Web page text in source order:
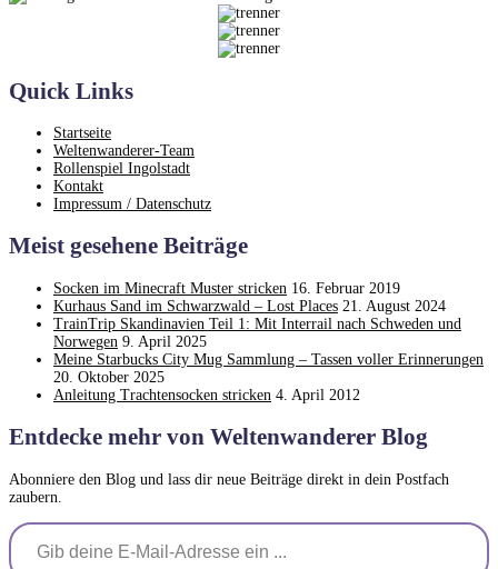
Quick Links
Startseite
Weltenwanderer-Team
Rollenspiel Ingolstadt
Kontakt
Impressum / Datenschutz
Meist gesehene Beiträge
Socken im Minecraft Muster stricken 16. Februar 2019
Kurhaus Sand im Schwarzwald – Lost Places 21. August 2024
TrainTrip Skandinavien Teil 1: Mit Interrail nach Schweden und
Norwegen 9. April 2025
Meine Starbucks City Mug Sammlung – Tassen voller Erinnerungen
20. Oktober 2025
Anleitung Trachtensocken stricken 4. April 2012
Entdecke mehr von Weltenwanderer Blog
Abonniere den Blog und lass dir neue Beiträge direkt in dein Postfach
zaubern.
Gib deine E-Mail-Adresse ein ...